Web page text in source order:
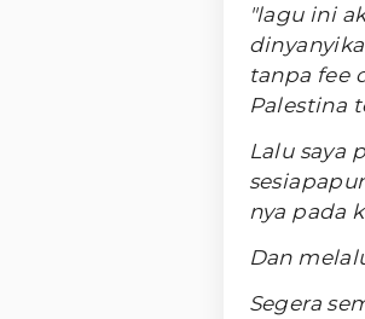
"lagu ini
tanpa fee
Palestina
Lalu saya
nya pada
Dan
Segera